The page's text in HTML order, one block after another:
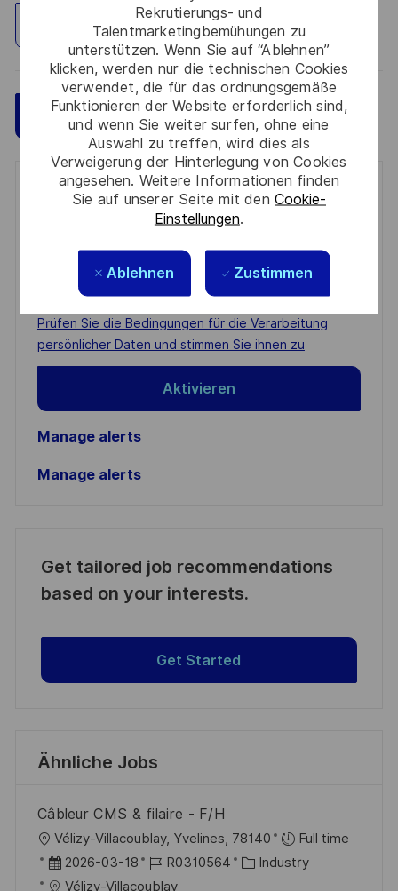
Rekrutierungs- und
Talentmarketingbemühungen zu
unterstützen. Wenn Sie auf “Ablehnen”
klicken, werden nur die technischen Cookies
verwendet, die für das ordnungsgemäße
Funktionieren der Website erforderlich sind,
und wenn Sie weiter surfen, ohne eine
Auswahl zu treffen, wird dies als
Verweigerung der Hinterlegung von Cookies
angesehen. Weitere Informationen finden
Sie auf unserer Seite mit den Cookie-
Einstellungen.
Ablehnen Zustimmen
Standort erkunden
Jetzt bewerben Speichern
Get notified for similar jobs
You'll receive updates once a week
address
(Required)
Required
Prüfen Sie die Bedingungen für die Verarbeitung
persönlicher Daten und stimmen Sie ihnen zu
Aktivieren
Manage alerts
Manage alerts
Get tailored job recommendations
based on your interests.
Get Started
Ähnliche Jobs
Câbleur CMS & filaire - F/H
O
r
t
Vélizy-Villacoublay, Yvelines, 78140
Full time
D
a
2026-03-18
J
o
R0310564
K
Industry
Vélizy-Villacoublay